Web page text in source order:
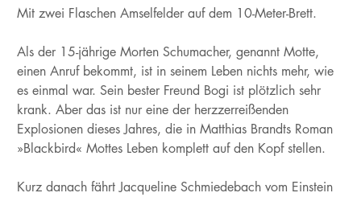
Mit zwei Flaschen Amselfelder auf dem 10-Meter-Brett.
Als der 15-jährige Morten Schumacher, genannt Motte,
einen Anruf bekommt, ist in seinem Leben nichts mehr, wie
es einmal war. Sein bester Freund Bogi ist plötzlich sehr
krank. Aber das ist nur eine der herzzerreißenden
Explosionen dieses Jahres, die in Matthias Brandts Roman
»Blackbird« Mottes Leben komplett auf den Kopf stellen.
Kurz danach fährt Jacqueline Schmiedebach vom Einstein